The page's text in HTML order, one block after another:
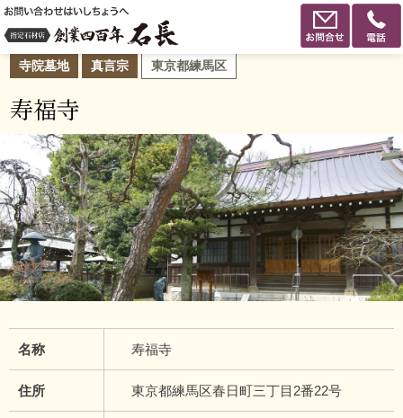
寺院墓地 真言宗 東京都練馬区
寿福寺
名称 寿福寺
住所 東京都練馬区春日町三丁目2番22号